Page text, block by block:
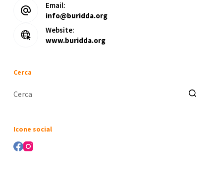
Email:
info@buridda.org
Website:
www.buridda.org
Cerca
Icone social